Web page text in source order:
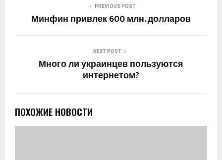
PREVIOUS POST
Минфин привлек 600 млн. долларов
NEXT POST
Много ли украинцев пользуются
интернетом?
ПОХОЖИЕ НОВОСТИ